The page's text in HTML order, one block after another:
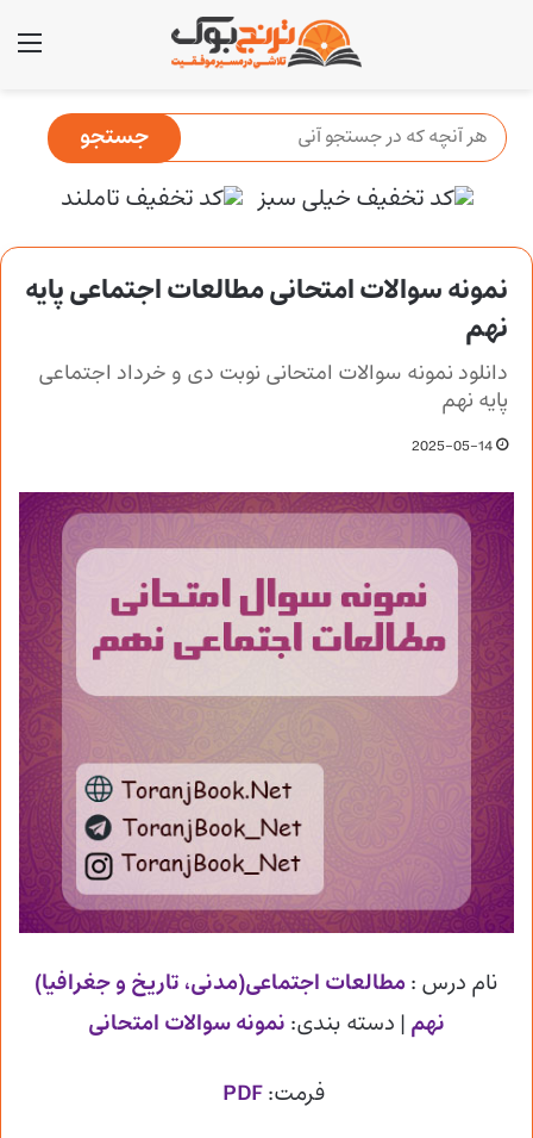
نمونه سوالات امتحانی مطالعات اجتماعی پایه
نهم
دانلود نمونه سوالات امتحانی نوبت دی و خرداد اجتماعی
پایه نهم
2025-05-14
نام درس : مطالعات اجتماعی(مدنی، تاریخ و جغرافیا)
نهم | دسته بندی: نمونه سوالات امتحانی
فرمت:PDF